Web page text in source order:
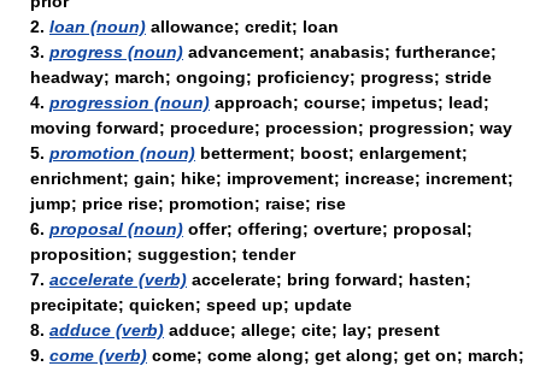
2. loan (noun) allowance; credit; loan
3. progress (noun) advancement; anabasis; furtherance;
headway; march; ongoing; proficiency; progress; stride
4. progression (noun) approach; course; impetus; lead;
moving forward; procedure; procession; progression; way
5. promotion (noun) betterment; boost; enlargement;
enrichment; gain; hike; improvement; increase; increment;
jump; price rise; promotion; raise; rise
6. proposal (noun) offer; offering; overture; proposal;
proposition; suggestion; tender
7. accelerate (verb) accelerate; bring forward; hasten;
precipitate; quicken; speed up; update
8. adduce (verb) adduce; allege; cite; lay; present
9. come (verb) come; come along; get along; get on; march;